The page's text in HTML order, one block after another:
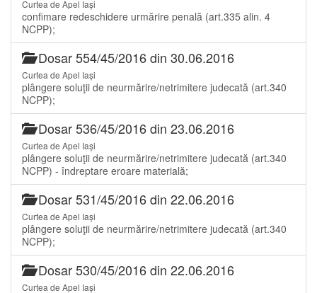
Curtea de Apel Iași
confimare redeschidere urmărire penală (art.335 alin. 4
NCPP);
Dosar 554/45/2016 din 30.06.2016
Curtea de Apel Iași
plângere soluţii de neurmărire/netrimitere judecată (art.340
NCPP);
Dosar 536/45/2016 din 23.06.2016
Curtea de Apel Iași
plângere soluţii de neurmărire/netrimitere judecată (art.340
NCPP) - îndreptare eroare materială;
Dosar 531/45/2016 din 22.06.2016
Curtea de Apel Iași
plângere soluţii de neurmărire/netrimitere judecată (art.340
NCPP);
Dosar 530/45/2016 din 22.06.2016
Curtea de Apel Iași